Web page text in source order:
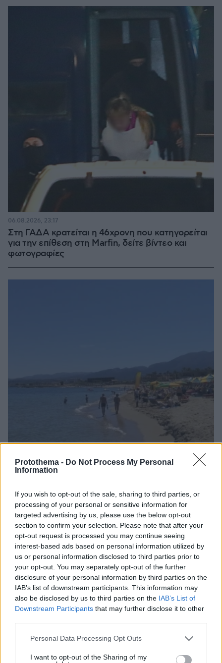
Protothema - Do Not Process My Personal
Information
If you wish to opt-out of the sale, sharing to third parties, or
processing of your personal or sensitive information for
targeted advertising by us, please use the below opt-out
section to confirm your selection. Please note that after your
opt-out request is processed you may continue seeing
interest-based ads based on personal information utilized by
us or personal information disclosed to third parties prior to
your opt-out. You may separately opt-out of the further
disclosure of your personal information by third parties on the
IAB’s list of downstream participants. This information may
also be disclosed by us to third parties on the IAB’s List of
Downstream Participants that may further disclose it to other
Please note that this website/app uses one or more Google
not limited to your visit or usage behaviour. You may click to
Personal Data Processing Opt Outs
I want to opt-out of the Sharing of my
Στη ΓΑΔΑ κρατείται η 46χρονη που κατηγορείται
για την επίθεση στη Marfin, δείτε βίντεο και
φωτογραφίες
06.08.2026, 23:17
Πώς έγινε η τραγωδία με την νεκρή μητέρα στα
Μάλια: Βούτηξε για να βοηθήσει τη φίλη της και
πνίγηκε, τα παιδιά φώναζαν για βοήθεια
06.08.2026, 21:23